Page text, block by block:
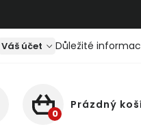
Váš účet Důležité
NÁKUPNÍ KOŠÍK
Prázdný